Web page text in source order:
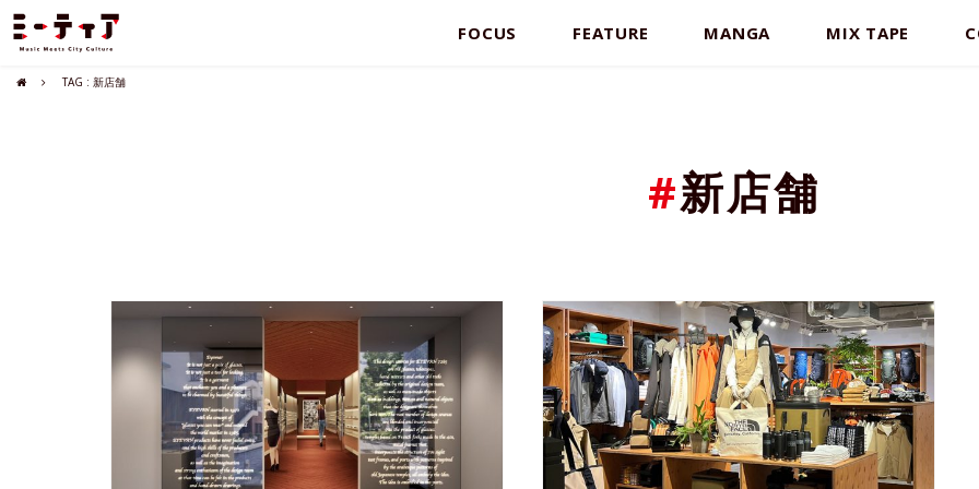
FOCUS FEATURE MANGA MIX TAPE
TAG : 新店舗
#新店舗